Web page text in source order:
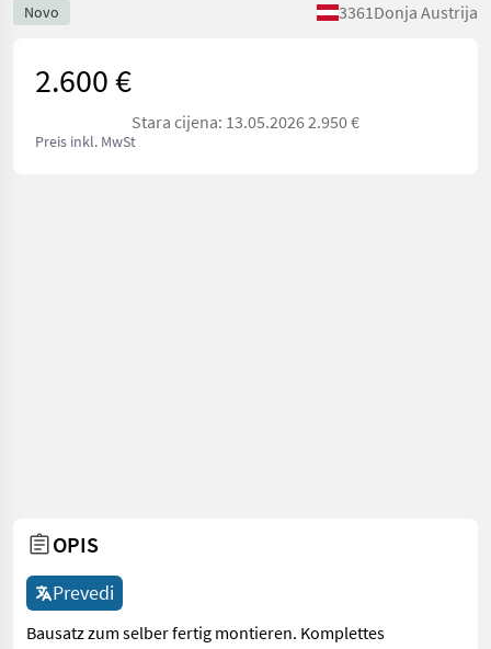
Novo 3361Donja Austrija
2.600 €
Stara cijena: 13.05.2026 2.950 €
Preis inkl. MwSt
OPIS
Prevedi
Bausatz zum selber fertig montieren. Komplettes